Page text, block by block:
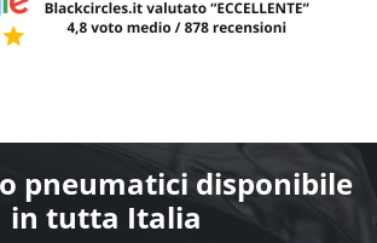
pneumatici disponibile
in tutta Italia